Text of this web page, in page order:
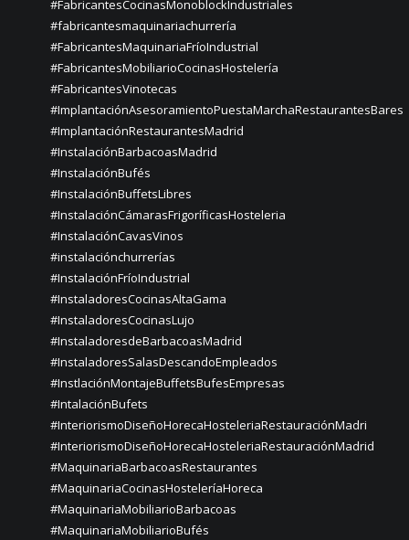
#FabricantesCocinasMonoblockIndustriales
#fabricantesmaquinariachurrería
#FabricantesMaquinariaFríoIndustrial
#FabricantesMobiliarioCocinasHostelería
#FabricantesVinotecas
#ImplantaciónAsesoramientoPuestaMarchaRestaurantesBares
#ImplantaciónRestaurantesMadrid
#InstalaciónBarbacoasMadrid
#InstalaciónBufés
#InstalaciónBuffetsLibres
#InstalaciónCámarasFrigoríficasHosteleria
#InstalaciónCavasVinos
#instalaciónchurrerías
#InstalaciónFríoIndustrial
#InstaladoresCocinasAltaGama
#InstaladoresCocinasLujo
#InstaladoresdeBarbacoasMadrid
#InstaladoresSalasDescandoEmpleados
#InstlaciónMontajeBuffetsBufesEmpresas
#IntalaciónBufets
#InteriorismoDiseñoHorecaHosteleriaRestauraciónMadri
#InteriorismoDiseñoHorecaHosteleriaRestauraciónMadrid
#MaquinariaBarbacoasRestaurantes
#MaquinariaCocinasHosteleríaHoreca
#MaquinariaMobiliarioBarbacoas
#MaquinariaMobiliarioBufés